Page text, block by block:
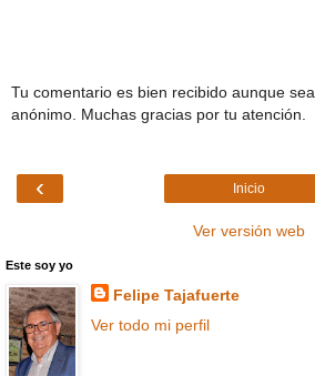
Tu comentario es bien recibido aunque sea
anónimo. Muchas gracias por tu atención.
‹ Inicio
Ver versión web
Este soy yo
Felipe Tajafuerte
Ver todo mi perfil